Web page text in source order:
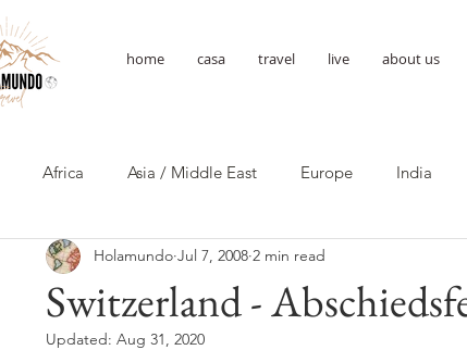
home casa travel live about us
Africa Asia / Middle East Europe India
Switzerland -
Holamundo Jul 7, 2008 2 min read
Updated: Aug 31, 2020